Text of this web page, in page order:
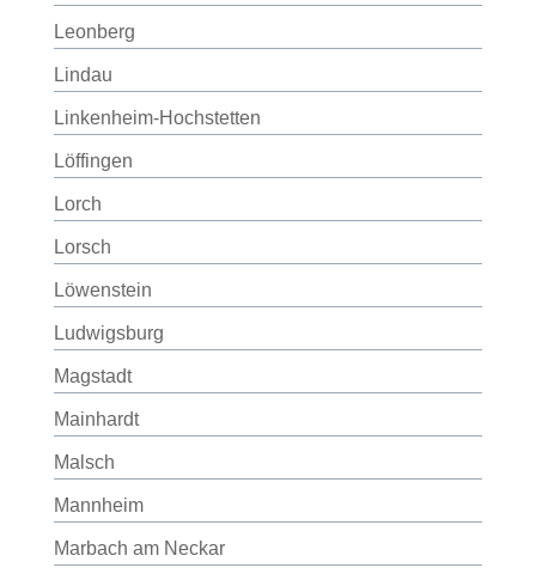
Leonberg
Lindau
Linkenheim-Hochstetten
Löffingen
Lorch
Lorsch
Löwenstein
Ludwigsburg
Magstadt
Mainhardt
Malsch
Mannheim
Marbach am Neckar